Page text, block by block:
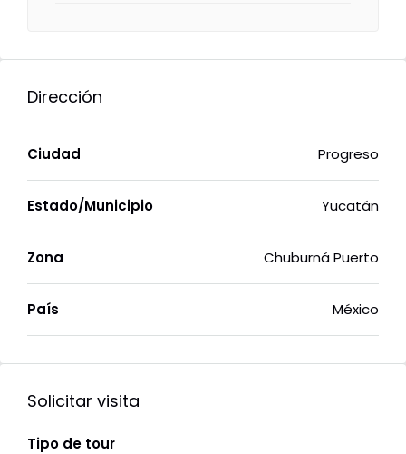
Dirección
Ciudad Progreso
Estado/Municipio Yucatán
Zona Chuburná Puerto
País México
Solicitar visita
Tipo de tour